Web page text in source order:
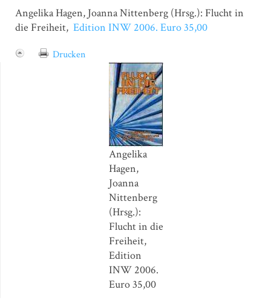
Angelika Hagen, Joanna Nittenberg (Hrsg.): Flucht in
die Freiheit, Edition INW 2006. Euro 35,00
Drucken
Angelika
Hagen,
Joanna
Nittenberg
(Hrsg.):
Flucht in die
Freiheit,
Edition
INW 2006.
Euro 35,00